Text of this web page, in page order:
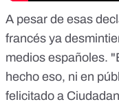
A pesar de esas
francés ya
medios españoles.
hecho eso, ni en
felicitado a